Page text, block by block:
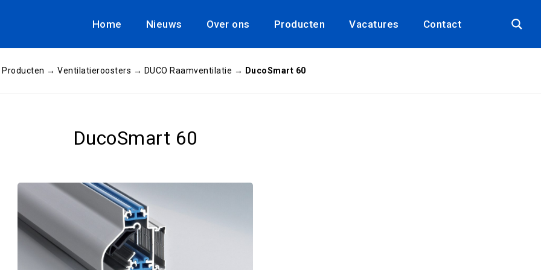
Home Nieuws Over ons Producten Vacatures Contact
Producten → Ventilatieroosters → DUCO Raamventilatie → DucoSmart 60
DucoSmart 60